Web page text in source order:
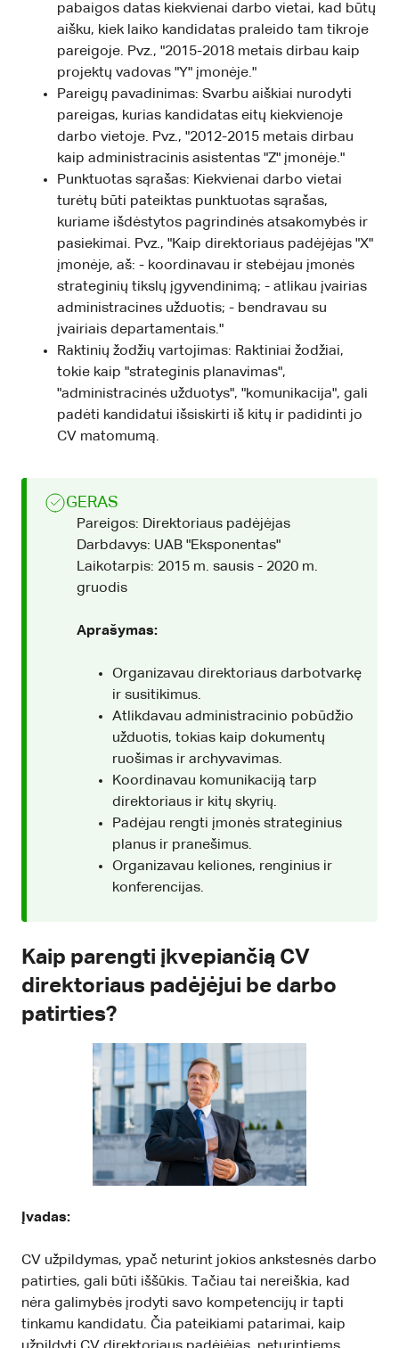
pabaigos datas kiekvienai darbo vietai, kad būtų
aišku, kiek laiko kandidatas praleido tam tikroje
pareigoje. Pvz., "2015-2018 metais dirbau kaip
projektų vadovas "Y" įmonėje."
Pareigų pavadinimas: Svarbu aiškiai nurodyti
pareigas, kurias kandidatas eitų kiekvienoje
darbo vietoje. Pvz., "2012-2015 metais dirbau
kaip administracinis asistentas "Z" įmonėje."
Punktuotas sąrašas: Kiekvienai darbo vietai
turėtų būti pateiktas punktuotas sąrašas,
kuriame išdėstytos pagrindinės atsakomybės ir
pasiekimai. Pvz., "Kaip direktoriaus padėjėjas "X"
įmonėje, aš: - koordinavau ir stebėjau įmonės
strateginių tikslų įgyvendinimą; - atlikau įvairias
administracines užduotis; - bendravau su
įvairiais departamentais."
Raktinių žodžių vartojimas: Raktiniai žodžiai,
tokie kaip "strateginis planavimas",
"administracinės užduotys", "komunikacija", gali
padėti kandidatui išsiskirti iš kitų ir padidinti jo
CV matomumą.
GERAS
Pareigos: Direktoriaus padėjėjas
Darbdavys: UAB "Eksponentas"
Laikotarpis: 2015 m. sausis - 2020 m.
gruodis
Aprašymas:
Organizavau direktoriaus darbotvarkę
ir susitikimus.
Atlikdavau administracinio pobūdžio
užduotis, tokias kaip dokumentų
ruošimas ir archyvavimas.
Koordinavau komunikaciją tarp
direktoriaus ir kitų skyrių.
Padėjau rengti įmonės strateginius
planus ir pranešimus.
Organizavau keliones, renginius ir
konferencijas.
Kaip parengti įkvepiančią CV
direktoriaus padėjėjui be darbo
patirties?
Įvadas:
CV užpildymas, ypač neturint jokios ankstesnės darbo
patirties, gali būti iššūkis. Tačiau tai nereiškia, kad
nėra galimybės įrodyti savo kompetencijų ir tapti
tinkamu kandidatu. Čia pateikiami patarimai, kaip